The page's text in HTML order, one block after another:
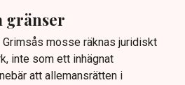
gränser
Grimsås mosse räknas juridiskt
inte som ett inhägnat
att allemansrätten i